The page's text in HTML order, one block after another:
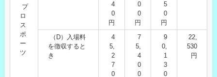
プ
ロ
ス
ポ
ー
ツ
4
0
円
0
0
円
5
0
円
（D）入場料
を徴収すると
き
4
5,
2
7
0
7
5,
4
0
0
9
0,
1
3
0
22,
530
円